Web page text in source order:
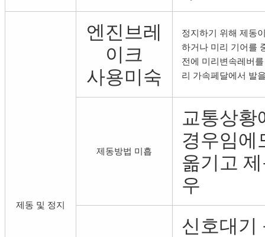
제동 및 정지
엔진브레
이크
사용미숙
정지하기 위해 제동
하거나 미리 기어를
전에 미리변속레버
리 가속페달에서 발
제동방법 미흡
교통상황
경우임에
옮기고
우
신호대기